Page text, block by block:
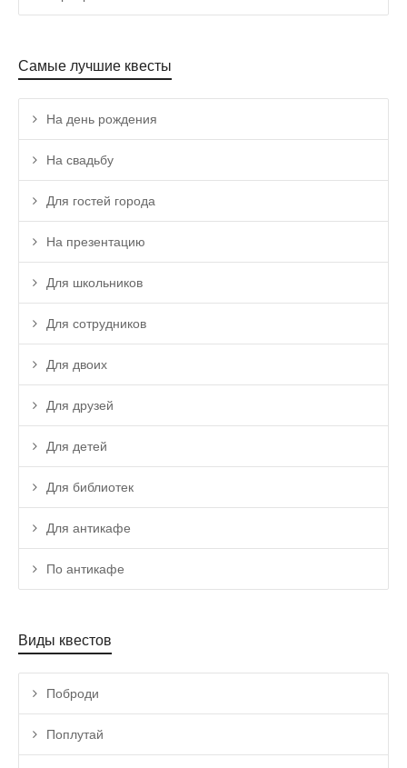
Самые лучшие квесты
На день рождения
На свадьбу
Для гостей города
На презентацию
Для школьников
Для сотрудников
Для двоих
Для друзей
Для детей
Для библиотек
Для антикафе
По антикафе
Виды квестов
Поброди
Поплутай